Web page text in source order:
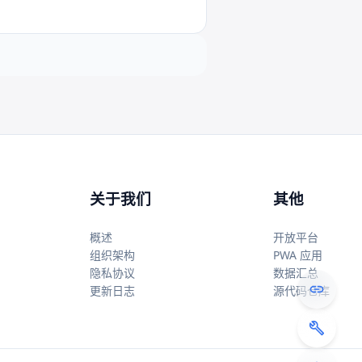
关于我们
概述
组织架构
隐私协议
更新日志
其他
开放平台
PWA 应用
数据汇总
源代码仓库